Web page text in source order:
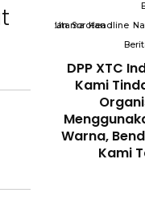
slider Sorotan Sorotan
Digital
Utama Headline
DPP XTC
Kami
Warna,
Kami